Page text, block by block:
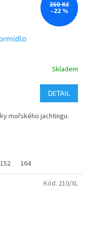
350 Kč
–22 %
Skladem
DETAIL
mořského jachtingu.
152 164
Kód: 210/XL